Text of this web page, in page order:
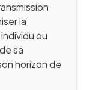
cases qui
régulariser
pour la
la
ou
sa
horizon de